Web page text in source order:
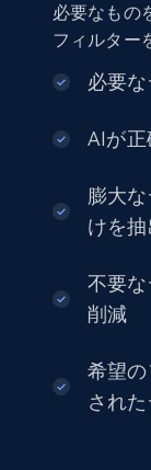
info, Stars,
2.5K+
URL,
Seller
必要なもの
フィルター
必要
AIが正
膨大
けを抽
不要
削減
希望
され